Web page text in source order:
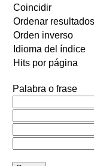
Coincidir
Ordenar
Orden inverso
Idioma del índice
Hits por página
Palabra o frase